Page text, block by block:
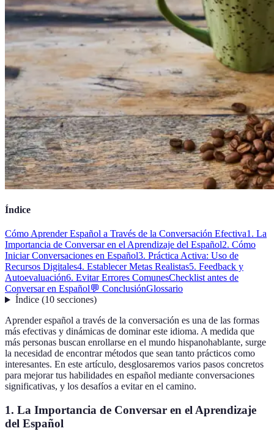
Índice
Cómo Aprender Español a Través de la Conversación Efectiva1. La
Importancia de Conversar en el Aprendizaje del Español2. Cómo
Iniciar Conversaciones en Español3. Práctica Activa: Uso de
Recursos Digitales4. Establecer Metas Realistas5. Feedback y
Autoevaluación6. Evitar Errores ComunesChecklist antes de
Conversar en Español💬 ConclusiónGlossario
Índice(10 secciones)
Aprender español a través de la conversación es una de las formas
más efectivas y dinámicas de dominar este idioma. A medida que
más personas buscan enrollarse en el mundo hispanohablante, surge
la necesidad de encontrar métodos que sean tanto prácticos como
interesantes. En este artículo, desglosaremos varios pasos concretos
para mejorar tus habilidades en español mediante conversaciones
significativas, y los desafíos a evitar en el camino.
1. La Importancia de Conversar en el Aprendizaje
del Español